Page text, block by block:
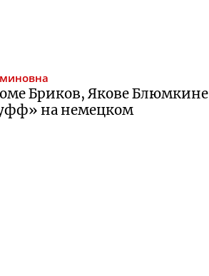
Бриков, Якове Блюмкине
» на немецком